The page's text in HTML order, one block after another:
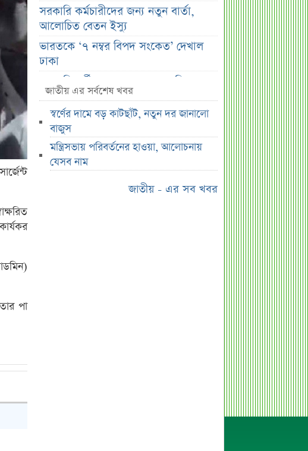
পা
সরকারি কর্মচারীদের জন্য নতুন বার্তা,
আলোচিত বেতন ইস্যু
ভারতকে ‘৭ নম্বর বিপদ সংকেত’ দেখাল
ঢাকা
সরকারি কর্মীদের বেতন বাড়ানো নিয়ে যা
বললেন প্রতিমন্ত্রী
এস আলমের শাটডাউনে ডিএসইর বন্ধ
কোম্পানির সংখ্যা দাঁড়াল ৩৫
সাপ্তাহিক দর বৃদ্ধির শীর্ষ ১০ কোম্পানি
সাপ্তাহিক দর পতনের শীর্ষ ১০ কোম্পানি
সাপ্তাহিক লেনদেনের শীর্ষ ১০ কোম্পানি
জাতীয় এর সর্বশেষ খবর
স্বর্ণের দামে বড় কাটছাঁট, নতুন দর জানালো
বাজুস
মন্ত্রিসভায় পরিবর্তনের হাওয়া, আলোচনায়
যেসব নাম
জাতীয় - এর সব খবর